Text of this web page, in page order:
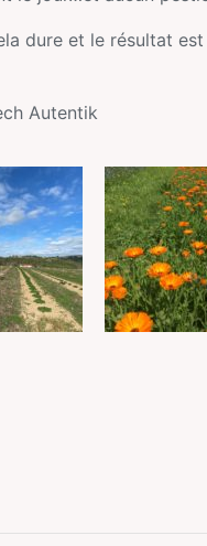
dure et le résultat
Autentik